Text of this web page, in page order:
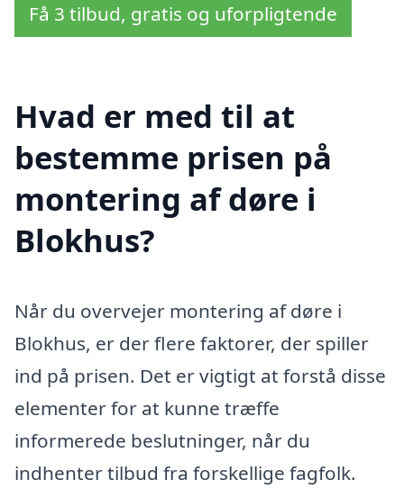
Få 3 tilbud, gratis og uforpligtende
Hvad er med til at
bestemme prisen på
montering af døre i
Blokhus?
Når du overvejer montering af døre i
Blokhus, er der flere faktorer, der spiller
ind på prisen. Det er vigtigt at forstå disse
elementer for at kunne træffe
informerede beslutninger, når du
indhenter tilbud fra forskellige fagfolk.